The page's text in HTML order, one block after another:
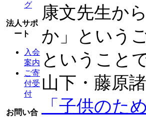
グ
法人サポ
ート
入会
案内
ご寄
付受
付
お問い合
康文先生か
か」という
ということ
山下・藤原
「子供のた